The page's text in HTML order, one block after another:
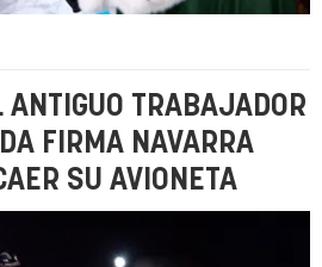
ANTIGUO TRABAJADOR
FIRMA NAVARRA
SU AVIONETA